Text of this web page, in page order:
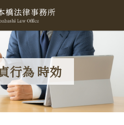
行為 時効